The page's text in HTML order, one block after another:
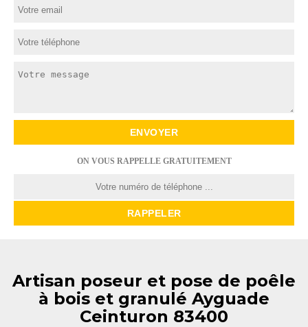
ON VOUS RAPPELLE GRATUITEMENT
Artisan poseur et pose de poêle
à bois et granulé Ayguade
Ceinturon 83400